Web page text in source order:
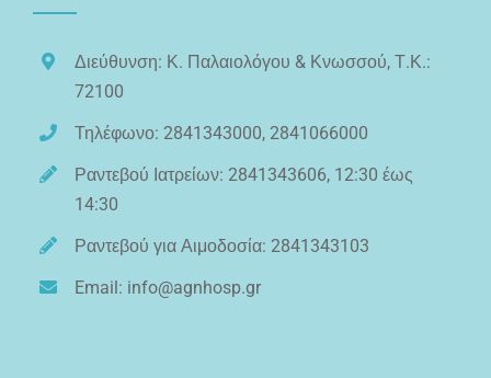
Διεύθυνση: Κ. Παλαιολόγου & Κνωσσού, Τ.Κ.:
72100
Τηλέφωνο: 2841343000, 2841066000
Ραντεβού Ιατρείων: 2841343606, 12:30 έως
14:30
Ραντεβού για Αιμοδοσία: 2841343103
Email: info@agnhosp.gr